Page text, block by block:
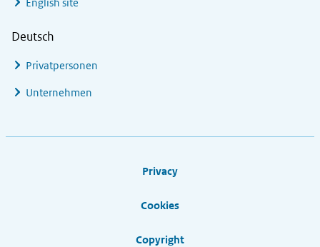
Deutsch
Privatpersonen
Unternehmen
Privacy
Cookies
Copyright